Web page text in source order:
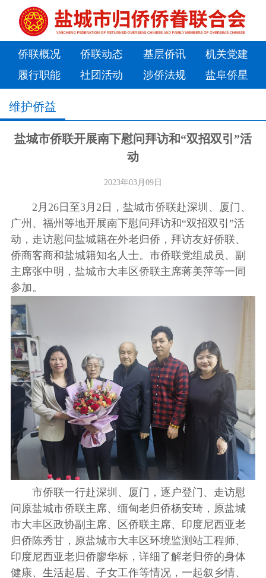
侨联概况 侨联动态 基层侨讯
机关党建
履行职能
社团活动 涉侨法规 盐阜侨星
维护侨益
盐城市侨联开展南下慰问拜访和“双招双引”活
动
2023年03月09日
2月26日至3月2日，盐城市侨联赴深圳、厦门、
广州、福州等地开展南下慰问拜访和“双招双引”活
动，走访慰问盐城籍在外老归侨，拜访友好侨联、
侨商客商和盐城籍知名人士。市侨联党组成员、副
主席张中明，盐城市大丰区侨联主席蒋美萍等一同
参加。
市侨联一行赴深圳、厦门，逐户登门、走访慰
问原盐城市侨联主席、缅甸老归侨杨安琦，原盐城
市大丰区政协副主席、区侨联主席、印度尼西亚老
归侨陈秀甘，原盐城市大丰区环境监测站工程师、
印度尼西亚老归侨廖华标，详细了解老归侨的身体
健康、生活起居、子女工作等情况，一起叙乡情、